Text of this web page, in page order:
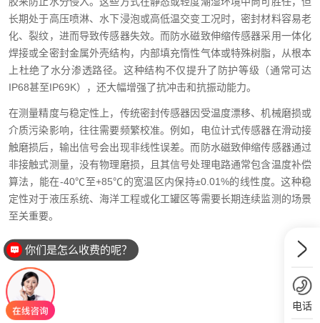
长期处于高压喷淋、水下浸泡或高低温交变工况时，密封材料容易老
化、裂纹，进而导致传感器失效。而防水磁致伸缩传感器采用一体化
焊接或全密封金属外壳结构，内部填充惰性气体或特殊树脂，从根本
上杜绝了水分渗透路径。这种结构不仅提升了防护等级（通常可达
IP68甚至IP69K），还大幅增强了抗冲击和抗振动能力。
在测量精度与稳定性上，传统密封传感器因受温度漂移、机械磨损或
介质污染影响，往往需要频繁校准。例如，电位计式传感器在滑动接
触磨损后，输出信号会出现非线性误差。而防水磁致伸缩传感器通过
非接触式测量，没有物理磨损，且其信号处理电路通常包含温度补偿
算法，能在-40℃至+85℃的宽温区内保持±0.01%的线性度。这种稳
定性对于液压系统、海洋工程或化工罐区等需要长期连续监测的场景
至关重要。
电话
你们是怎么收费的呢？